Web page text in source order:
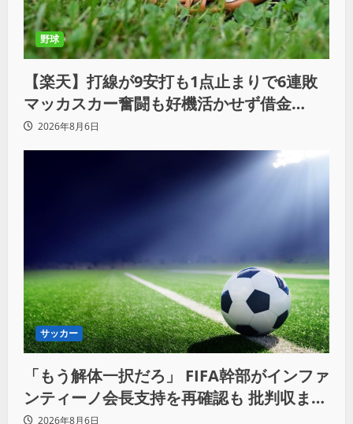
野球
【楽天】打線が9安打も1点止まりで6連敗
マッカスカー奮闘も好機活かせず借金
「22」
2026年8月6日
サッカー
「もう解体一択だろ」 FIFA幹部がインファ
ンティーノ会長支持を再確認も 批判収まら
ず2026年8月6日